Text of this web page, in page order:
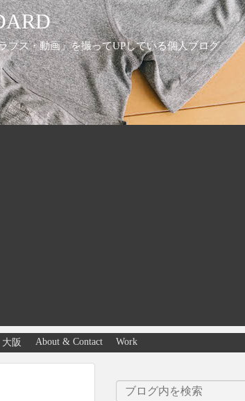
プス・動画」を撮ってUPしている個人ブログ
大阪 About & Contact Work